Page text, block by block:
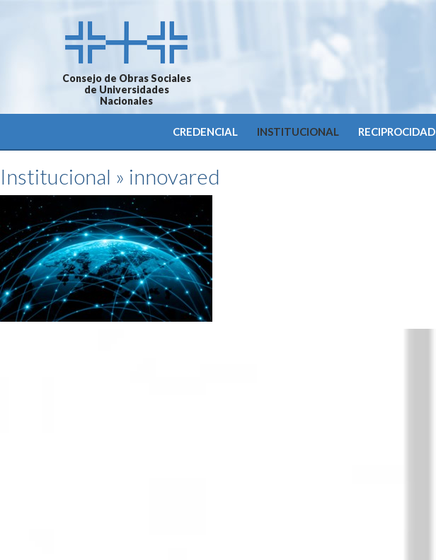
Consejo de Obras Sociales
de Universidades
Nacionales
CREDENCIAL INSTITUCIONAL RECIPROCIDAD
Institucional » innovared